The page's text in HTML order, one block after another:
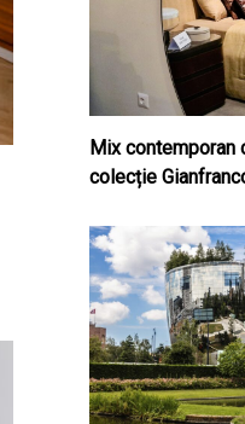
Mix contemporan
colecție